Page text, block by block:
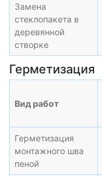
Замена
стеклопакета в
деревянной
створке
Герметизация
Вид работ
Герметизация
монтажного шва
пеной